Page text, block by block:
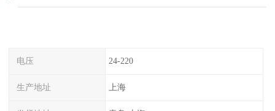
电压 24-220
生产地址 上海